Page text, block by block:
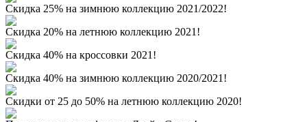
Скидка 25% на зимнюю коллекцию 2021/2022!
Скидка 20% на летнюю коллекцию 2021!
Скидка 40% на кроссовки 2021!
Скидка 40% на зимнюю коллекцию 2020/2021!
Скидки от 25 до 50% на летнюю коллекцию 2020!